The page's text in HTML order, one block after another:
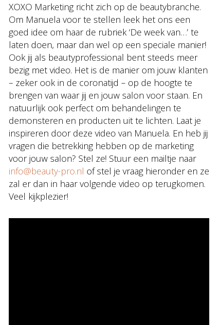
XOXO Marketing richt zich op de beautybranche.
Om Manuela voor te stellen leek het ons een
goed idee om haar de rubriek ‘De week van…’ te
laten doen, maar dan wel op een speciale manier!
Ook jij als beautyprofessional bent steeds meer
bezig met video. Het is de manier om jouw klanten
– zeker ook in de coronatijd – op de hoogte te
brengen van waar jij en jouw salon voor staan. En
natuurlijk ook perfect om behandelingen te
demonsteren en producten uit te lichten. Laat je
inspireren door deze video van Manuela. En heb jij
vragen die betrekking hebben op de marketing
voor jouw salon? Stel ze! Stuur een mailtje naar
info@beauty-pro.nl of stel je vraag hieronder en ze
zal er dan in haar volgende video op terugkomen.
Veel kijkplezier!